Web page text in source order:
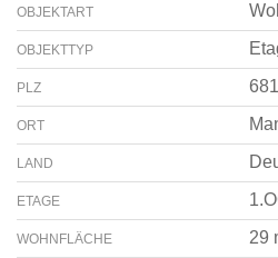
OBJEKTART
OBJEKTTYP
PLZ
ORT
LAND
ETAGE
WOHNFLÄCHE 29